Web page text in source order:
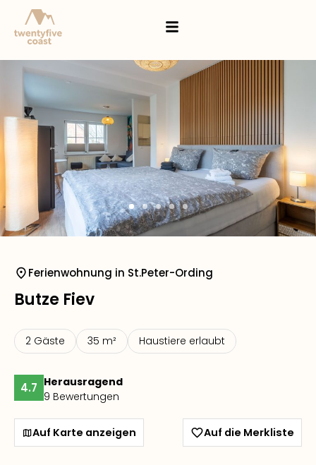
Ferienwohnung in St.Peter-Ording
Butze Fiev
2 Gäste 35 m² Haustiere erlaubt
4.7 Herausragend
9 Bewertungen
Auf Karte anzeigen Auf die Merkliste